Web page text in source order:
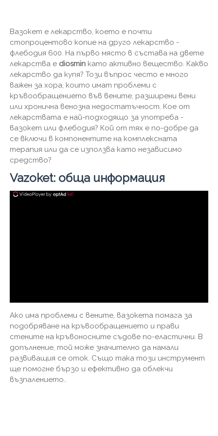
Вазокет е лекарство, което е почти
стопроцентово копие на друго лекарство -
флебодия 600. На първо място в състава на двете
лекарства е diosmin като активно вещество. Какво
лекарство да купя? Този въпрос често е много
важен за хора, които имат проблеми с
кръвообращението във вените, разширени вени
или хронична венозна недостатъчност. Кое от
лекарствата е най-подходящо за употреба -
вазокет или флебодия? Кой от тях е по-добре да
се включи в компонентите на комплексната
терапия или да се използва като независимо
средство?
Vazoket: обща информация
Ако има проблеми с вените, вазокета помага за
подобряване на кръвообращението и прави
стените на кръвоносните съдове по-еластични. В
допълнение, той може значително да намали
развиващия се оток. Също така този инструмент
ще помогне бързо и ефективно да облекчи
възпалението..